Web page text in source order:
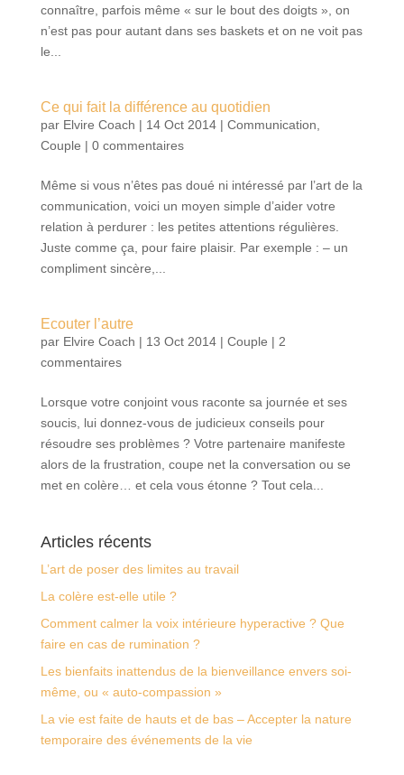
connaître, parfois même « sur le bout des doigts », on
n’est pas pour autant dans ses baskets et on ne voit pas
le...
Ce qui fait la différence au quotidien
par Elvire Coach | 14 Oct 2014| Communication
Couple | 0 commentaires
Même si vous n’êtes pas doué ni intéressé par l’art de la
communication, voici un moyen simple d’aider votre
relation à perdurer : les petites attentions régulières.
Juste comme ça, pour faire plaisir. Par exemple : – un
compliment sincère,...
Ecouter l’autre
par Elvire Coach | 13 Oct 2014| Couple | 2
commentaires
Lorsque votre conjoint vous raconte sa journée et ses
soucis, lui donnez-vous de judicieux conseils pour
résoudre ses problèmes ? Votre partenaire manifeste
alors de la frustration, coupe net la conversation ou se
met en colère… et cela vous étonne ? Tout cela...
Articles récents
L’art de poser des limites au travail
La colère est-elle utile ?
Comment calmer la voix intérieure hyperactive ? Que
faire en cas de rumination ?
Les bienfaits inattendus de la bienveillance envers soi-
même, ou « auto-compassion »
La vie est faite de hauts et de bas – Accepter la nature
temporaire des événements de la vie